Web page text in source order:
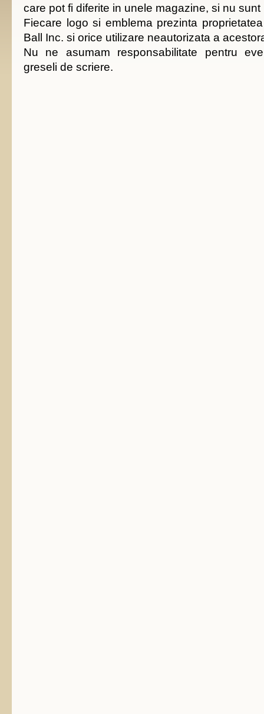
care pot fi diferite in unele magazine, si nu
Fiecare logo si emblema prezinta
Ball Inc. si orice utilizare neautorizata a
Nu ne asumam responsabilitate pentru
greseli de scriere.